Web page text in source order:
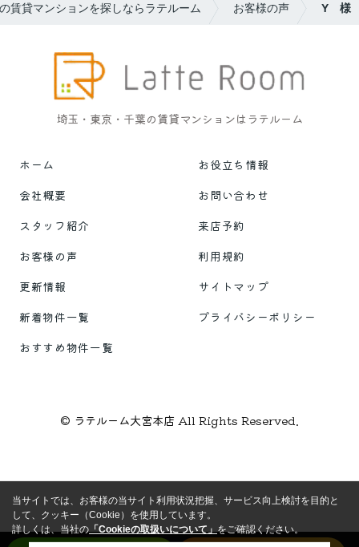
賃貸マンションを探しならラテルーム お客様の声 Y 様
埼玉・東京・千葉の賃貸マンションはラテルーム
ホーム
お役立ち情報
会社概要
お問い合わせ
スタッフ紹介
来店予約
お客様の声
利用規約
更新情報
サイトマップ
新着物件一覧
プライバシーポリシー
おすすめ物件一覧
© ラテルーム大宮本店 All Rights Reserved.
当サイトでは、お客様の当サイト利用状況把握、サービス向上検討を目的と
して、クッキー（Cookie）を使用しています。
詳しくは、当社の「Cookieの取扱いについて」をご確認ください。